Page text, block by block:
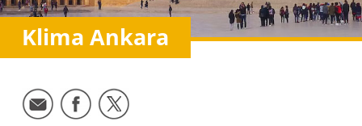
Klima Ankara